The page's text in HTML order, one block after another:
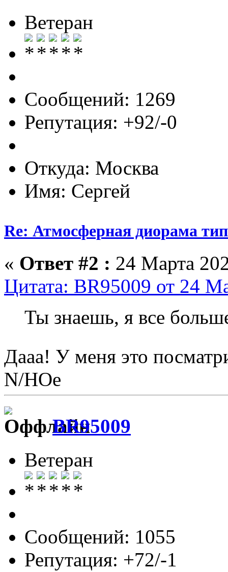
Ветеран
Сообщений: 1269
Репутация: +92/-0
Откуда: Москва
Имя: Сергей
Re: Атмосферная диорама
« Ответ #2 : 24 Марта
Цитата: BR95009 от 24
Ты знаешь, я все
Дааа! У меня это
N/НОе
BR95009
Ветеран
Сообщений: 1055
Репутация: +72/-1